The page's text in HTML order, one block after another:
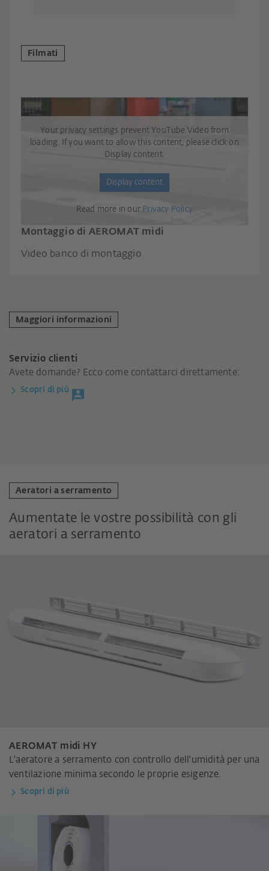
Filmati
Your privacy settings prevent YouTube Video from
loading. If you want to allow this content, please click on
Display content.
Display content
Read more in our Privacy Policy
Montaggio di AEROMAT midi
Video banco di montaggio
Maggiori informazioni
Servizio clienti
Avete domande? Ecco come contattarci direttamente:
Scopri di più
Aeratori a serramento
Aumentate le vostre possibilità con gli
aeratori a serramento
AEROMAT midi HY
L'aeratore a serramento con controllo dell'umidità per una
ventilazione minima secondo le proprie esigenze.
Scopri di più